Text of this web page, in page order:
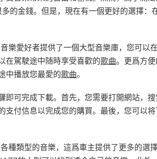
的金錢。但是，現在有一個更好的選擇：
樂愛好者提供了一個大型音樂庫，您可以
在駕駛途中随時享受喜歡的歌曲。更爲方
中播放您最愛的歌曲。
可完成下載。首先，您需要打開網站，
付信息以完成您的購買。最後，您可以
種類型的音樂，這爲車主提供了更多的選